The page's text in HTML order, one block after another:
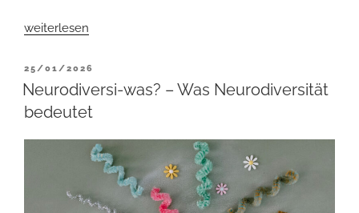
„Die
Inhalte
finden
und
du
weiterlesen
VERÖFFENTLICHT
AM
25/01/2026
Neurodiversi-was? – Was Neurodiversität
bedeutet